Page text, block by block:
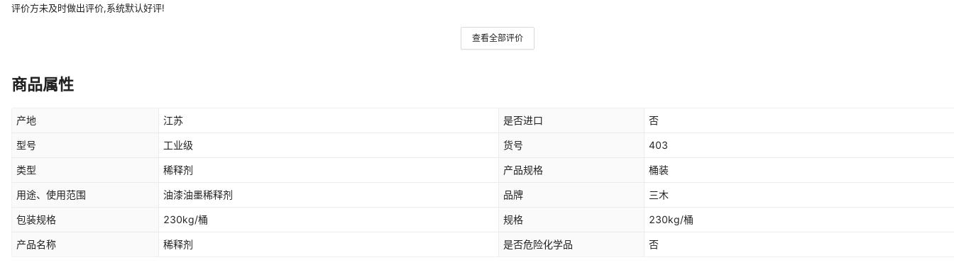
评价方未及时做出评价,系统默认好评!
查看全部评价
商品属性
产地 江苏 是否进口 否
型号 工业级 货号 403
类型 稀释剂 产品规格 桶装
用途、使用范围 油漆油墨稀释剂 品牌 三木
包装规格 230kg/桶 规格 230kg/桶
产品名称 稀释剂 是否危险化学品 否